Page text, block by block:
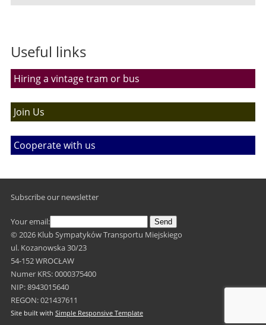
Useful links
Hiring a vintage tram or bus
Join Us
Cooperate with us
Subscribe our newsletter
Your email: Send
© 2026 Klub Sympatyków Transportu Miejskiego
ul. Kozanowska 30/23
54-152 WROCŁAW
Numer KRS: 0000375400
NIP: 8943015640
REGON: 021437611
Site built with Simple Responsive Template